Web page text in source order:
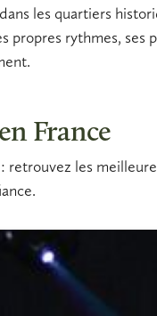
les quartiers
propres rythmes,
France
les